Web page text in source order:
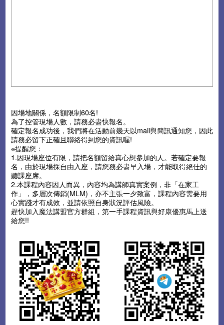
因場地關係，名額限制60名!
為了控管現場人數，請務必盡快報名。
確定報名成功後，我們將在活動前幾天以mail與簡訊通知您，因此
請務必留下正確且聯絡得到您的資訊喔!
※提醒您：
1.因現場座位有限，請把名額留給真心想參加的人。若確定要報
名，由於現場採自由入座，請您務必盡早入場，才能取得絕佳的
聽課座席。
2.本課程內容因人而異，內容均為講師真實案例，非「在家工
作」，多層次傳銷(MLM)，亦不主張一夕致富，課程內容需要用
心實踐才有成效，並請依照自身狀況評估風險。
趕快加入魔法講盟官方群組，第一手課程資訊與好康優惠馬上送
給您!!